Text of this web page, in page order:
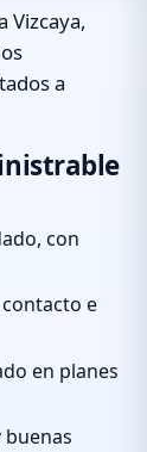
Vizcaya,
a
con
e
en planes
buenas